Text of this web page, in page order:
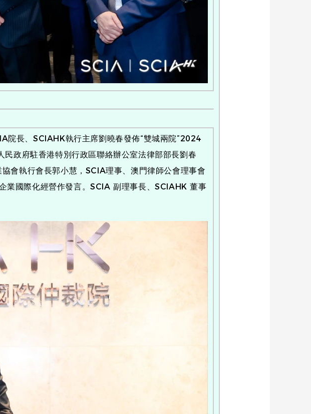
長、SCIAHK執行主席劉曉春發佈“雙城兩院”2024
政府駐香港特別行政區聯絡辦公室法律部部長劉春
會執行會長郭小慧，SCIA理事、澳門律師公會理事會
業國際化經營作發言。SCIA 副理事長、SCIAHK 董事